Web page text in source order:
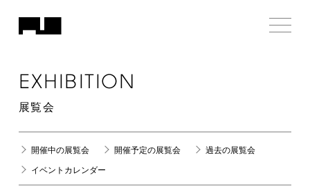
EXHIBITION
展覧会
開催中の展覧会 開催予定の展覧会 過去の展覧会
イベントカレンダー